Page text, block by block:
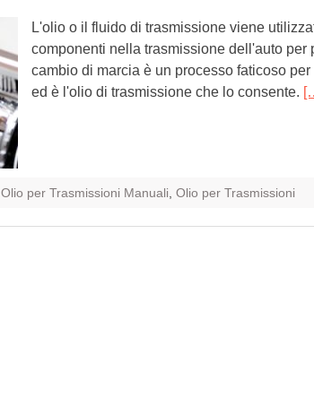
L'olio o il fluido di trasmissione viene
componenti nella trasmissione dell'auto per
cambio di marcia è un processo faticoso
ed è l'olio di trasmissione che lo consente.
Olio per Trasmissioni Manuali, Olio per Trasmissioni